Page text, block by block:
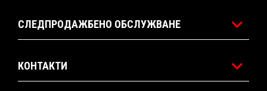
СЛЕДПРОДАЖБЕНО ОБСЛУЖВАНЕ
КОНТАКТИ